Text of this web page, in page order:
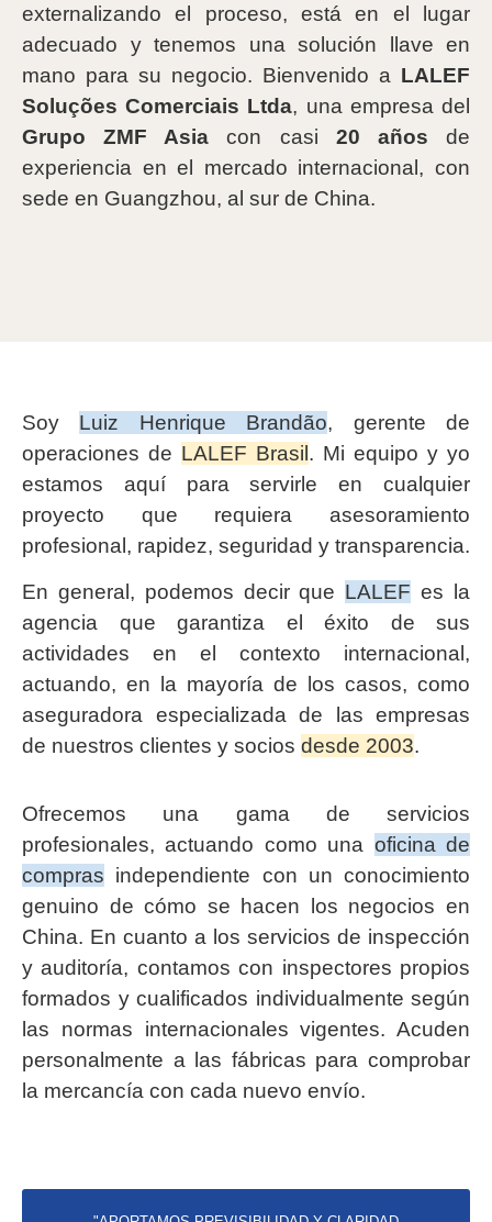
externalizando el proceso, está en el lugar
adecuado y tenemos una solución llave en
mano para su negocio. Bienvenido a LALEF
Soluções Comerciais Ltda, una empresa del
Grupo ZMF Asia con casi 20 años de
experiencia en el mercado internacional, con
sede en Guangzhou, al sur de China.
Soy Luiz Henrique Brandão, gerente de
operaciones de LALEF Brasil. Mi equipo y yo
estamos aquí para servirle en cualquier
proyecto que requiera asesoramiento
profesional, rapidez, seguridad y transparencia.
En general, podemos decir que LALEF es la
agencia que garantiza el éxito de sus
actividades en el contexto internacional,
actuando, en la mayoría de los casos, como
aseguradora especializada de las empresas
de nuestros clientes y socios desde 2003.
Ofrecemos una gama de servicios
profesionales, actuando como una oficina de
compras independiente con un conocimiento
genuino de cómo se hacen los negocios en
China. En cuanto a los servicios de inspección
y auditoría, contamos con inspectores propios
formados y cualificados individualmente según
las normas internacionales vigentes. Acuden
personalmente a las fábricas para comprobar
la mercancía con cada nuevo envío.